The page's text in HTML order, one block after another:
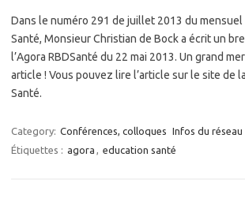
Dans le numéro 291 de juillet 2013 du
Santé, Monsieur Christian de Bock a écrit un
l’Agora RBDSanté du 22 mai 2013. Un grand
article ! Vous pouvez lire l’article sur le site de
Santé.
Category: Conférences, colloques Infos du réseau
Étiquettes : agora , education santé